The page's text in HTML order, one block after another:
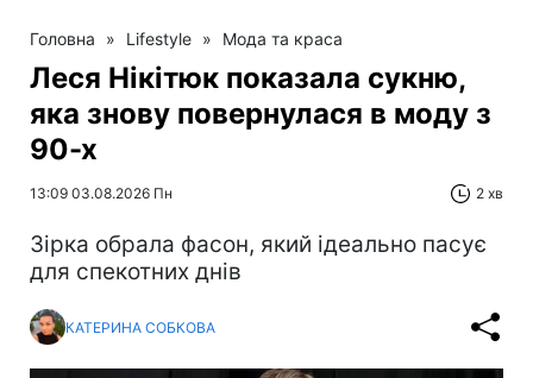
Головна » Lifestyle » Мода та краса
Леся Нікітюк показала сукню,
яка знову повернулася в моду з
90-х
13:09 03.08.2026 Пн 2 хв
Зірка обрала фасон, який ідеально пасує
для спекотних днів
КАТЕРИНА СОБКОВА